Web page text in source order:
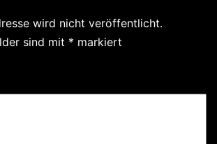
wird nicht veröffentlicht.
sind mit * markiert